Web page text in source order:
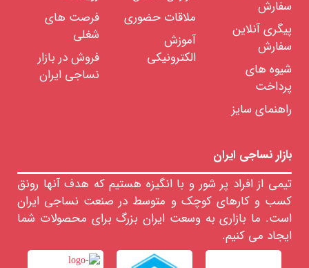
الیاف
الیاف
طبیعی
الیاف
الیاف
نایلون
استر
الیاف
اکریلیک
الیاف
پلی
پروپیلن
الیاف
پلی
اتیلن
سفارش
پیگری آنلاین
سفارش
شیوه های
پرداخت
راهنمای سایز
ملاقات حضوری
آموزش
الکترونیکی
فرصت های
شغلی
فروش در بازار
نساجی ایران
بازار نساجی ایران
تیمی از افراد پر شور و با انگیزه هستیم که هدف آنها رونق
کسب و کارهای کوچک و متوسط در صنعت نساجی ایران
است. ما بازاری به وسعت ایران بزرگ برای محصولات شما
ایجاد می کنیم.